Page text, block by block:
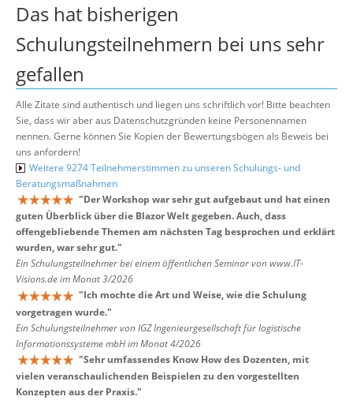
Das hat bisherigen
Schulungsteilnehmern bei uns sehr
gefallen
Alle Zitate sind authentisch und liegen uns schriftlich vor! Bitte beachten
Sie, dass wir aber aus Datenschutzgründen keine Personennamen
nennen. Gerne können Sie Kopien der Bewertungsbögen als Beweis bei
uns anfordern!
Weitere 9274 Teilnehmerstimmen zu unseren Schulungs- und
Beratungsmaßnahmen
"Der Workshop war sehr gut aufgebaut und hat einen
guten Überblick über die Blazor Welt gegeben. Auch, dass
offengebliebende Themen am nächsten Tag besprochen und erklärt
wurden, war sehr gut."
Ein Schulungsteilnehmer bei einem öffentlichen Seminar von www.IT-
Visions.de im Monat 3/2026
"Ich mochte die Art und Weise, wie die Schulung
vorgetragen wurde."
Ein Schulungsteilnehmer von IGZ Ingenieurgesellschaft für logistische
Informationssysteme mbH im Monat 4/2026
"Sehr umfassendes Know How des Dozenten, mit
vielen veranschaulichenden Beispielen zu den vorgestellten
Konzepten aus der Praxis."